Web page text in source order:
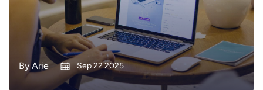
ByArie Sep 22 2025